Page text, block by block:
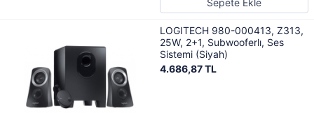
Sepete Ekle
LOGITECH 980-000413, Z313,
25W, 2+1, Subwooferlı, Ses
Sistemi (Siyah)
4.686,87 TL